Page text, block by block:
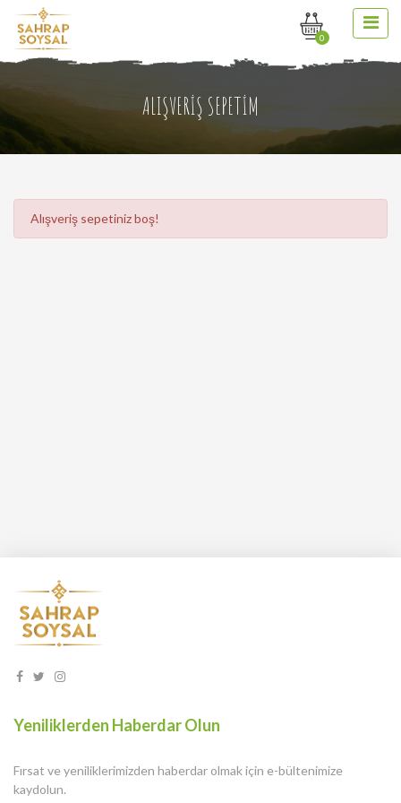
0
ALIŞVERİŞ SEPETİM
Alışveriş sepetiniz boş!
Yeniliklerden Haberdar Olun
Fırsat ve yeniliklerimizden haberdar olmak için e-bültenimize
kaydolun.